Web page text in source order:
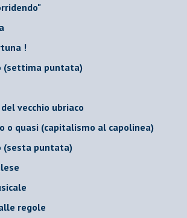
!
(settima puntata)
vecchio ubriaco
o quasi (capitalismo al capolinea)
(sesta puntata)
regole